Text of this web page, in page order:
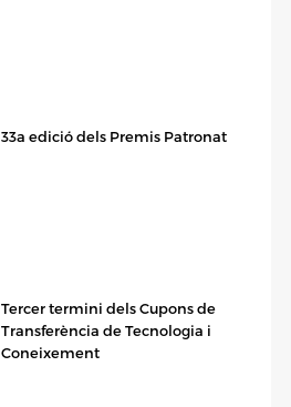
33a edició dels Premis Patronat
Tercer termini dels Cupons de
Transferència de Tecnologia i
Coneixement